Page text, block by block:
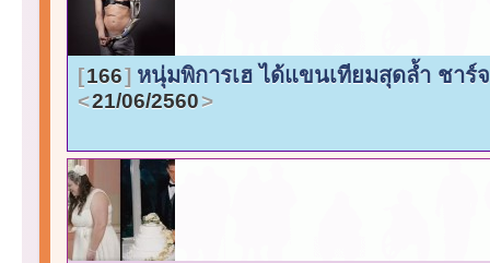
166 หนุ่มพิการเฮ ได้แขนเทียมสุดล้ำ ชา
21/06/2560